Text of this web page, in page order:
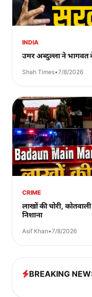
INDIA
उमर अब्दुल्ला ने भागवत
Shah Times•7/8/2026
CRIME
लाखों की चोरी,
निशाना
Asif Khan•7/8/2026
BREAKING